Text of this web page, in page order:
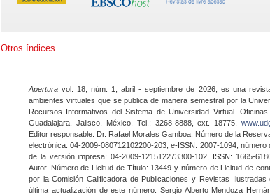
Otros índices
Apertura vol. 18, núm. 1, abril - septiembre de 2026, es una
ambientes virtuales que se publica de manera semestral por la
Recursos Informativos del Sistema de Universidad Virtual.
Guadalajara, Jalisco, México. Tel.: 3268-8888, ext. 18775,
Editor responsable: Dr. Rafael Morales Gamboa. Número de la
electrónica: 04-2009-080712102200-203, e-ISSN: 2007-1094;
de la versión impresa: 04-2009-121512273300-102, ISSN: 1665-
Autor. Número de Licitud de Título: 13449 y número de Licitud de
por la Comisión Calificadora de Publicaciones y Revistas
última actualización de este número: Sergio Alberto Mendoza